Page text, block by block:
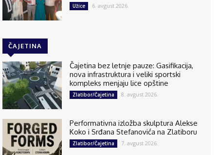
Užice 6. avgust 2026.
ČAJETINA
Čajetina bez letnje pauze: Gasifikacija,
nova infrastruktura i veliki sportski
kompleks menjaju lice opštine
Zlatibor/Čajetina 8. avgust 2026.
Performativna izložba skulptura Alekse
Koko i Srđana Stefanovića na Zlatiboru
Zlatibor/Čajetina 7. avgust 2026.